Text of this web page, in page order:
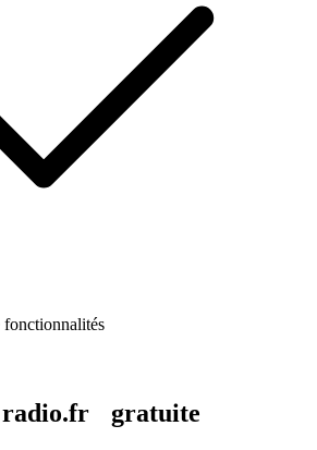
fonctionnalités
radio.fr gratuite